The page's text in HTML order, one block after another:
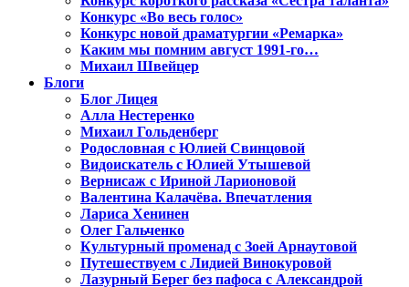
Конкурс «Во весь голос»
Конкурс новой драматургии «Ремарка»
Каким мы помним август 1991-го…
Михаил Швейцер
Блоги
Блог Лицея
Алла Нестеренко
Михаил Гольденберг
Родословная с Юлией Свинцовой
Видоискатель с Юлией Утышевой
Вернисаж с Ириной Ларионовой
Валентина Калачёва. Впечатления
Лариса Хенинен
Олег Гальченко
Культурный променад с Зоей Арнаутовой
Путешествуем с Лидией Винокуровой
Лазурный Берег без пафоса с Александрой